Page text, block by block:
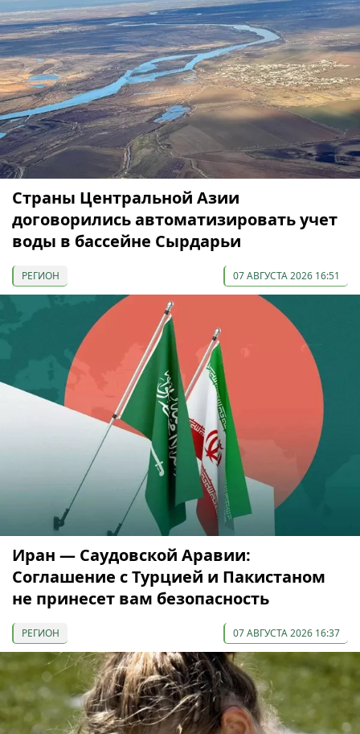
Страны Центральной Азии
договорились автоматизировать учет
воды в бассейне Сырдарьи
РЕГИОН 07 АВГУСТА 2026 16:51
Иран — Саудовской Аравии:
Соглашение с Турцией и Пакистаном
не принесет вам безопасность
РЕГИОН 07 АВГУСТА 2026 16:37